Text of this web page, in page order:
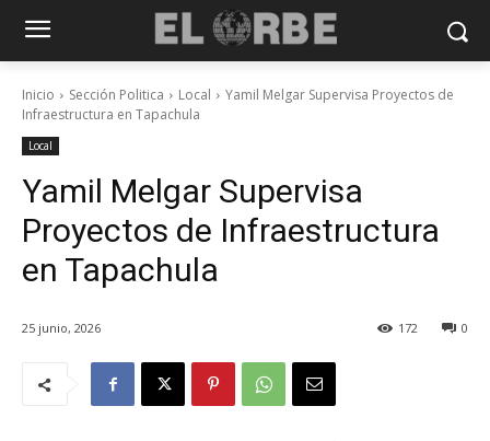
Inicio Sección Politica Local
Yamil Melgar Supervisa Proyectos de
Infraestructura en Tapachula
Local
Yamil Melgar Supervisa
Proyectos de Infraestructura
en Tapachula
25 junio, 2026 0
172